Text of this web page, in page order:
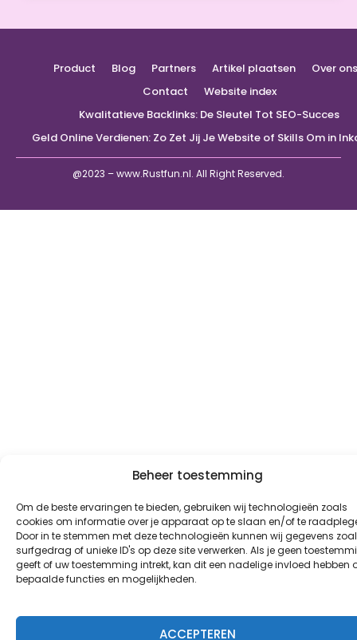
Beheer toestemming
Om de beste ervaringen te bieden, gebruiken wij technologieën zoals
cookies om informatie over je apparaat op te slaan en/of te
Door in te stemmen met deze technologieën kunnen wij gegevens
surfgedrag of unieke ID's op deze site verwerken. Als je geen
geeft of uw toestemming intrekt, kan dit een nadelige invloed hebben
bepaalde functies en mogelijkheden.
ACCEPTEREN
@2023 – www.Rustfun.nl. All Right Reserved.
Product Blog Partners Artikel plaatsen
Over ons
Contact
Website index
Kwalitatieve Backlinks: De Sleutel Tot SEO-Succes
Geld Online Verdienen: Zo Zet Jij Je Website of Skills Om in